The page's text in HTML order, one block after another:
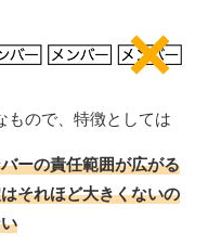
もので、特徴としては
ーの責任範囲が広がる
それほど大きくないの